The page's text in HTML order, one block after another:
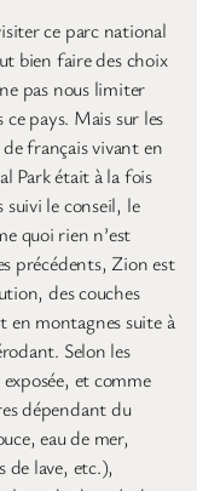
ce parc national
bien faire des choix
pas nous limiter
pays. Mais sur les
français vivant en
Park était à la fois
le conseil, le
quoi rien n’est
précédents, Zion est
des couches
en montagnes suite à
Selon les
et comme
dépendant du
eau de mer,
de lave, etc.),